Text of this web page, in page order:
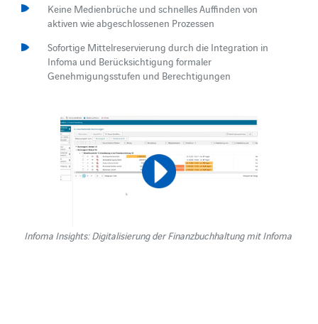
Keine Medienbrüche und schnelles Auffinden von
aktiven wie abgeschlossenen Prozessen
Sofortige Mittelreservierung durch die Integration in
Infoma und Berücksichtigung formaler
Genehmigungsstufen und Berechtigungen
Infoma Insights: Digitalisierung der Finanzbuchhaltung mit Infoma